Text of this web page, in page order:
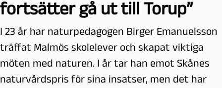
fortsätter gå ut till Torup”
I 23 år har naturpedagogen Birger Emanuelsson
träffat Malmös skolelever och skapat viktiga
möten med naturen. I år tar han emot Skånes
naturvårdspris för sina insatser, men det har